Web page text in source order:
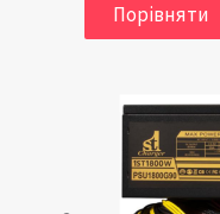
Порівняти